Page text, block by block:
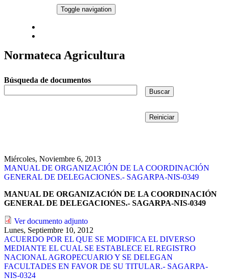
Pasar al contenido principal
Toggle navigation
Normateca Agricultura
Búsqueda de documentos
Buscar
Reiniciar
Miércoles, Noviembre 6, 2013
MANUAL DE ORGANIZACIÓN DE LA COORDINACIÓN
GENERAL DE DELEGACIONES.- SAGARPA-NIS-0349
MANUAL DE ORGANIZACIÓN DE LA COORDINACIÓN
GENERAL DE DELEGACIONES.- SAGARPA-NIS-0349
Ver documento adjunto
Lunes, Septiembre 10, 2012
ACUERDO POR EL QUE SE MODIFICA EL DIVERSO
MEDIANTE EL CUAL SE ESTABLECE EL REGISTRO
NACIONAL AGROPECUARIO Y SE DELEGAN
FACULTADES EN FAVOR DE SU TITULAR.- SAGARPA-
NIS-0324